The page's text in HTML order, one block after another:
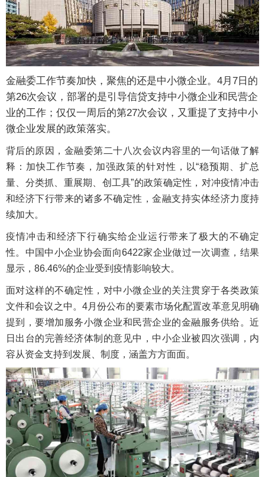
金融委工作节奏加快，聚焦的还是中小微企业。4月7日的
第26次会议，部署的是引导信贷支持中小微企业和民营企
业的工作；仅仅一周后的第27次会议，又重提了支持中小
微企业发展的政策落实。
背后的原因，金融委第二十八次会议内容里的一句话做了解
释：加快工作节奏，加强政策的针对性，以“稳预期、扩总
量、分类抓、重展期、创工具”的政策确定性，对冲疫情冲击
和经济下行带来的诸多不确定性，金融支持实体经济力度持
续加大。
疫情冲击和经济下行确实给企业运行带来了极大的不确定
性。中国中小企业协会面向6422家企业做过一次调查，结果
显示，86.46%的企业受到疫情影响较大。
面对这样的不确定性，对中小微企业的关注贯穿于各类政策
文件和会议之中。4月份公布的要素市场化配置改革意见明确
提到，要增加服务小微企业和民营企业的金融服务供给。近
日出台的完善经济体制的意见中，中小企业被四次强调，内
容从资金支持到发展、制度，涵盖方方面面。